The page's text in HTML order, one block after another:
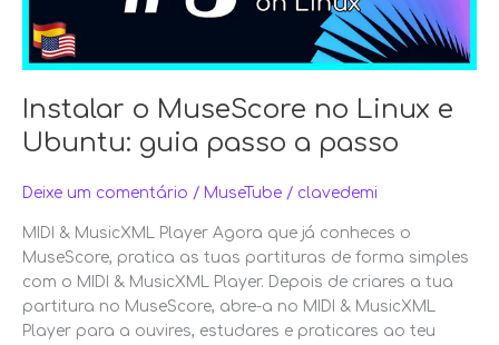
Instalar o MuseScore no Linux e
Ubuntu: guia passo a passo
Deixe um comentário / MuseTube / clavedemi
MIDI & MusicXML Player Agora que já conheces o
MuseScore, pratica as tuas partituras de forma simples
com o MIDI & MusicXML Player. Depois de criares a tua
partitura no MuseScore, abre-a no MIDI & MusicXML
Player para a ouvires, estudares e praticares ao teu
passo
passo